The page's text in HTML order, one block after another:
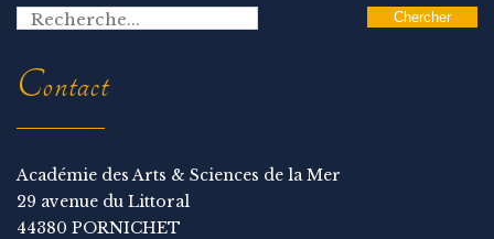
Contact
Académie des Arts & Sciences de la Mer
29 avenue du Littoral
44380 PORNICHET